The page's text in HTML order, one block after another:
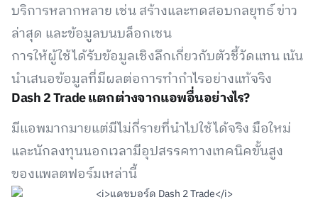
บริการหลากหลาย เช่น สร้างและทดสอบกลยุทธ์ ข่าว
ล่าสุด และข้อมูลบนบล็อกเชน
การให้ผู้ใช้ได้รับข้อมูลเชิงลึกเกี่ยวกับตัวชี้วัดแทน เน้น
นำเสนอข้อมูลที่มีผลต่อการทำกำไรอย่างแท้จริง
Dash 2 Trade แตกต่างจากแอพอื่นอย่างไร?
มีแอพมากมายแต่มีไม่กี่รายที่นำไปใช้ได้จริง มือใหม่
และนักลงทุนนอกเวลามีอุปสรรคทางเทคนิคขั้นสูง
ของแพลตฟอร์มเหล่านี้